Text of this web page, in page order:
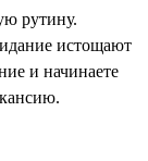
рутину.
истощают
и начинаете